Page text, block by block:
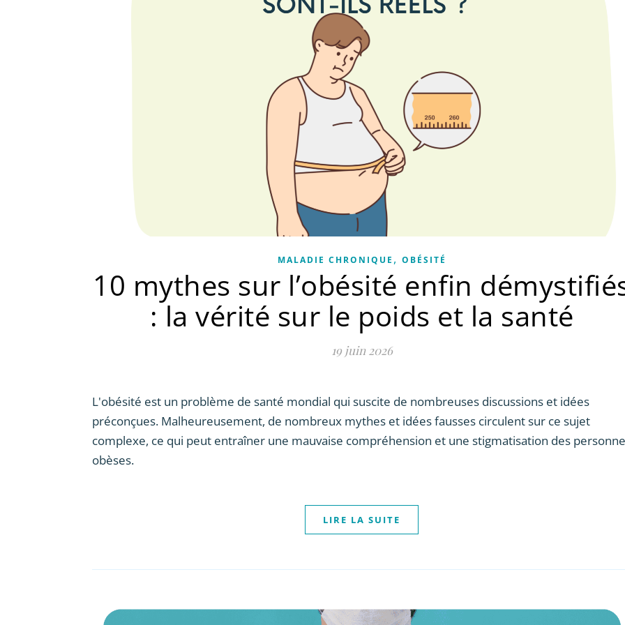
MALADIE CHRONIQUE , OBÉSITÉ
10 mythes sur l’obésité enfin
: la vérité sur le poids et la santé
19 juin 2026
L'obésité est un problème de santé mondial qui suscite de nombreuses discussions et idées
préconçues. Malheureusement, de nombreux mythes et idées fausses circulent sur ce sujet
complexe, ce qui peut entraîner une mauvaise compréhension et une stigmatisation des
obèses.
LIRE LA SUITE